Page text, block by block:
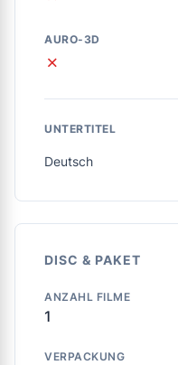
AURO-3D
✗
UNTERTITEL
Deutsch
DISC & PAKET
ANZAHL FILME
1
VERPACKUNG